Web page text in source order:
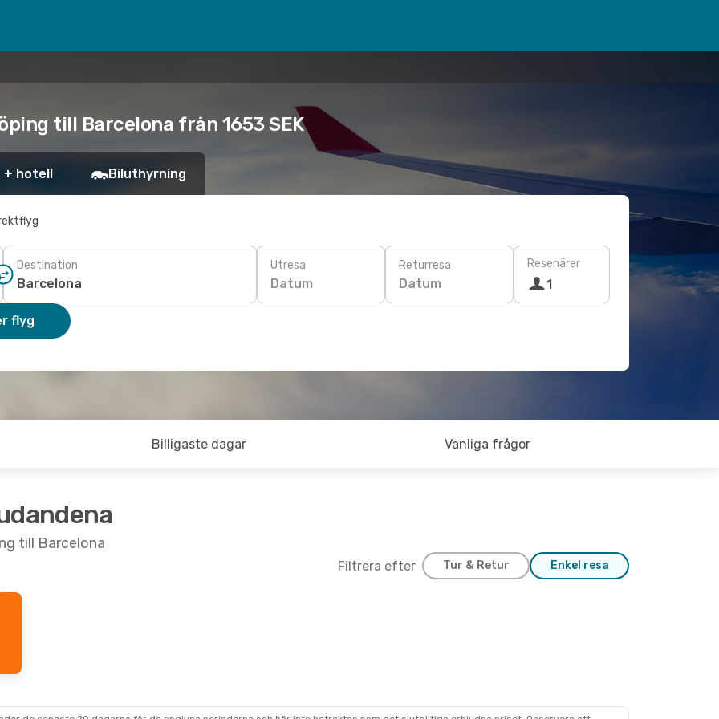
till Barcelona från 1653 SEK
+ hotell Biluthyrning
Destination Utresa
Datum
Returresa
Datum
Resenärer
1
flyg
Billigaste dagar Vanliga frågor
till Barcelona
Filtrera efter Tur & Retur Enkel resa